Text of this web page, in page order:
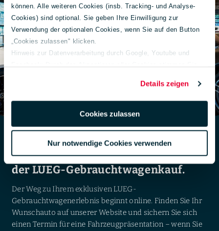
können. Alle weiteren Cookies (insb. Tracking- und Analyse-
Cookies) sind optional. Sie geben Ihre Einwilligung zur
Verwendung der optionalen Cookies, wenn Sie auf den Button
„Cookies zulassen" klicken.
Hinweis zur Datenverarbeitung durch Google, Youtube und
DSGVO zur Übermittlung in die USA zu. Hierbei besteht das
Risiko, dass Ihre Daten u. U. von US-Behörden zu Kontroll- und
Überwachungs-zwecken verarbeitet werden.
Details zeigen
Cookies zulassen
Nur notwendige Cookies verwenden
Exklusivität auf Termin:
der LUEG-Gebrauchtwagenkauf.
Der Weg zu Ihrem exklusiven LUEG-
Gebrauchtwagenerlebnis beginnt online. Finden Sie Ihr
Wunschauto auf unserer Website und sichern Sie sich
einen Termin für eine Fahrzeugpräsentation – wenn Sie